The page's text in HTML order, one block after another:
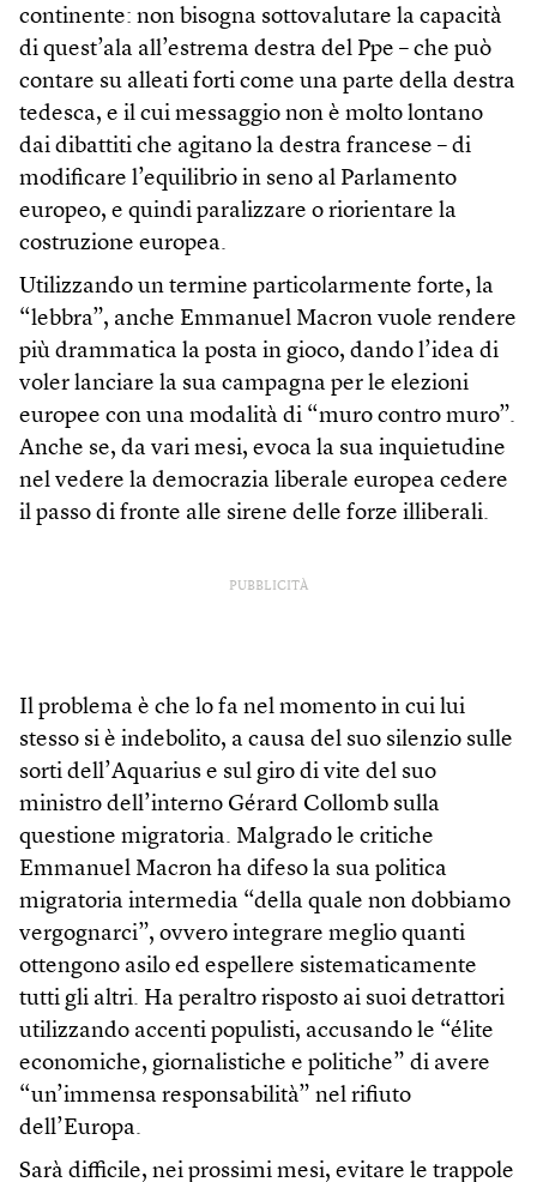
continente: non bisogna sottovalutare la capacità
di quest’ala all’estrema destra del Ppe – che può
contare su alleati forti come una parte della destra
tedesca, e il cui messaggio non è molto lontano
dai dibattiti che agitano la destra francese – di
modificare l’equilibrio in seno al Parlamento
europeo, e quindi paralizzare o riorientare la
costruzione europea.
Utilizzando un termine particolarmente forte, la
“lebbra”, anche Emmanuel Macron vuole rendere
più drammatica la posta in gioco, dando l’idea di
voler lanciare la sua campagna per le elezioni
europee con una modalità di “muro contro muro”.
Anche se, da vari mesi, evoca la sua inquietudine
nel vedere la democrazia liberale europea cedere
il passo di fronte alle sirene delle forze illiberali.
PUBBLICITÀ
Il problema è che lo fa nel momento in cui lui
stesso si è indebolito, a causa del suo silenzio sulle
sorti dell’Aquarius e sul giro di vite del suo
ministro dell’interno Gérard Collomb sulla
questione migratoria. Malgrado le critiche
Emmanuel Macron ha difeso la sua politica
migratoria intermedia “della quale non dobbiamo
vergognarci”, ovvero integrare meglio quanti
ottengono asilo ed espellere sistematicamente
tutti gli altri. Ha peraltro risposto ai suoi detrattori
utilizzando accenti populisti, accusando le “élite
economiche, giornalistiche e politiche” di avere
“un’immensa responsabilità” nel rifiuto
dell’Europa.
Sarà difficile, nei prossimi mesi, evitare le trappole